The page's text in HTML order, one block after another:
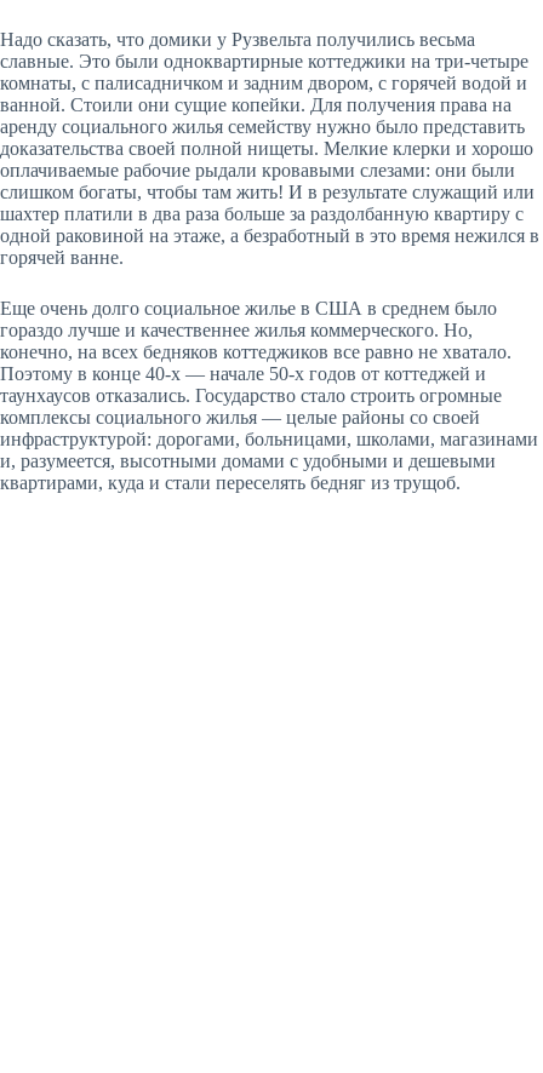
Надо сказать, что домики у Рузвельта получились весьма
славные. Это были одноквартирные коттеджики на три-четыре
комнаты, с палисадничком и задним двором, с горячей водой и
ванной. Стоили они сущие копейки. Для получения права на
аренду социального жилья семейству нужно было представить
доказательства своей полной нищеты. Мелкие клерки и хорошо
оплачиваемые рабочие рыдали кровавыми слезами: они были
слишком богаты, чтобы там жить! И в результате служащий или
шахтер платили в два раза больше за раздолбанную квартиру с
одной раковиной на этаже, а безработный в это время нежился в
горячей ванне.
Еще очень долго социальное жилье в США в среднем было
гораздо лучше и качественнее жилья коммерческого. Но,
конечно, на всех бедняков коттеджиков все равно не хватало.
Поэтому в конце 40-х — начале 50-х годов от коттеджей и
таунхаусов отказались. Государство стало строить огромные
комплексы социального жилья — целые районы со своей
инфраструктурой: дорогами, больницами, школами, магазинами
и, разумеется, высотными домами с удобными и дешевыми
квартирами, куда и стали переселять бедняг из трущоб.